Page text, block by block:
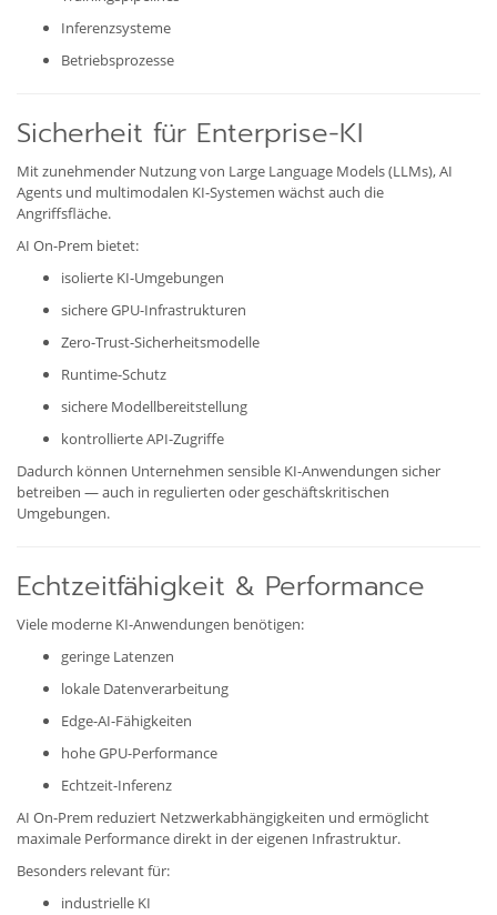
Inferenzsysteme
Betriebsprozesse
Sicherheit für Enterprise-KI
Mit zunehmender Nutzung von Large Language Models (LLMs), AI
Agents und multimodalen KI-Systemen wächst auch die
Angriffsfläche.
AI On-Prem bietet:
isolierte KI-Umgebungen
sichere GPU-Infrastrukturen
Zero-Trust-Sicherheitsmodelle
Runtime-Schutz
sichere Modellbereitstellung
kontrollierte API-Zugriffe
Dadurch können Unternehmen sensible KI-Anwendungen sicher
betreiben — auch in regulierten oder geschäftskritischen
Umgebungen.
Echtzeitfähigkeit & Performance
Viele moderne KI-Anwendungen benötigen:
geringe Latenzen
lokale Datenverarbeitung
Edge-AI-Fähigkeiten
hohe GPU-Performance
Echtzeit-Inferenz
AI On-Prem reduziert Netzwerkabhängigkeiten und ermöglicht
maximale Performance direkt in der eigenen Infrastruktur.
Besonders relevant für:
industrielle KI